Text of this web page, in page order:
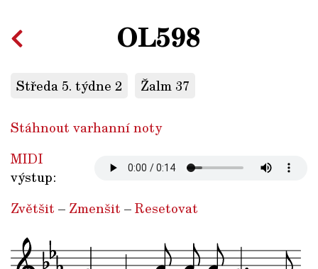
OL598
Středa 5. týdne 2 Žalm 37
Stáhnout varhanní noty
MIDI
výstup:
Zvětšit – Zmenšit –Resetovat